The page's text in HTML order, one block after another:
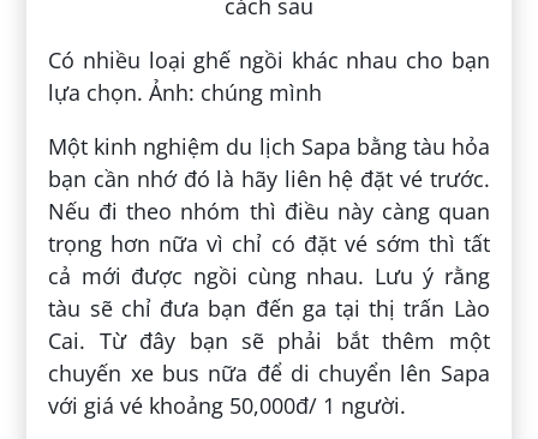
Có nhiều loại ghế ngồi khác nhau cho bạn
lựa chọn. Ảnh: chúng mình
Một kinh nghiệm du lịch Sapa bằng tàu hỏa
bạn cần nhớ đó là hãy liên hệ đặt vé trước.
Nếu đi theo nhóm thì điều này càng quan
trọng hơn nữa vì chỉ có đặt vé sớm thì tất
cả mới được ngồi cùng nhau. Lưu ý rằng
tàu sẽ chỉ đưa bạn đến ga tại thị trấn Lào
Cai. Từ đây bạn sẽ phải bắt thêm một
chuyến xe bus nữa để di chuyển lên Sapa
với giá vé khoảng 50,000đ/ 1 người.